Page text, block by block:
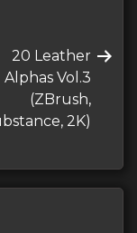
Следующая
запись
20 Leather
Alphas Vol.3
(ZBrush,
2K)